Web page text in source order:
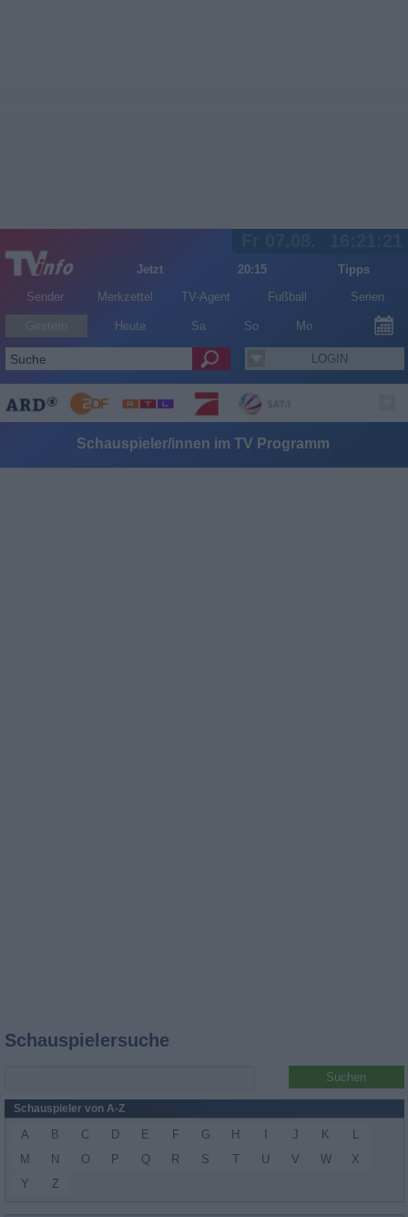
Jetzt 20:15
Tipps
Sender
Merkzettel TV-Agent Fußball Serien
Heute Sa So Mo
LOGIN
Schauspieler/innen im TV Programm
Schauspielersuche
Schauspieler von A-Z
A B C D E F G H J K
L
M
N O P Q R S T U V W
X
Y
Z